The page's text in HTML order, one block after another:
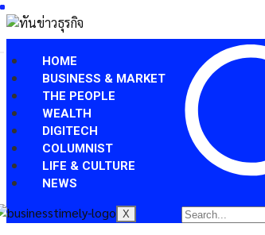
HOME
BUSINESS & MARKET
THE PEOPLE
WEALTH
DIGITECH
COLUMNIST
LIFE & CULTURE
NEWS
X